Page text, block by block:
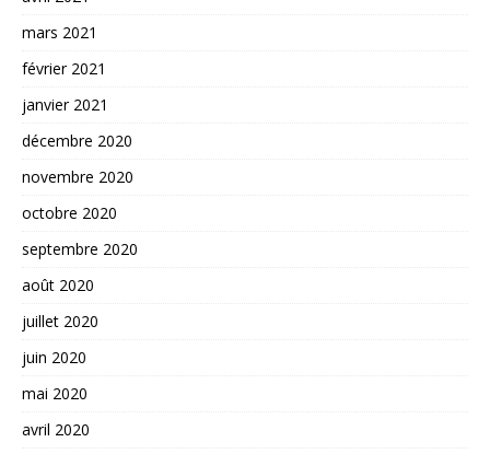
mars 2021
février 2021
janvier 2021
décembre 2020
novembre 2020
octobre 2020
septembre 2020
août 2020
juillet 2020
juin 2020
mai 2020
avril 2020